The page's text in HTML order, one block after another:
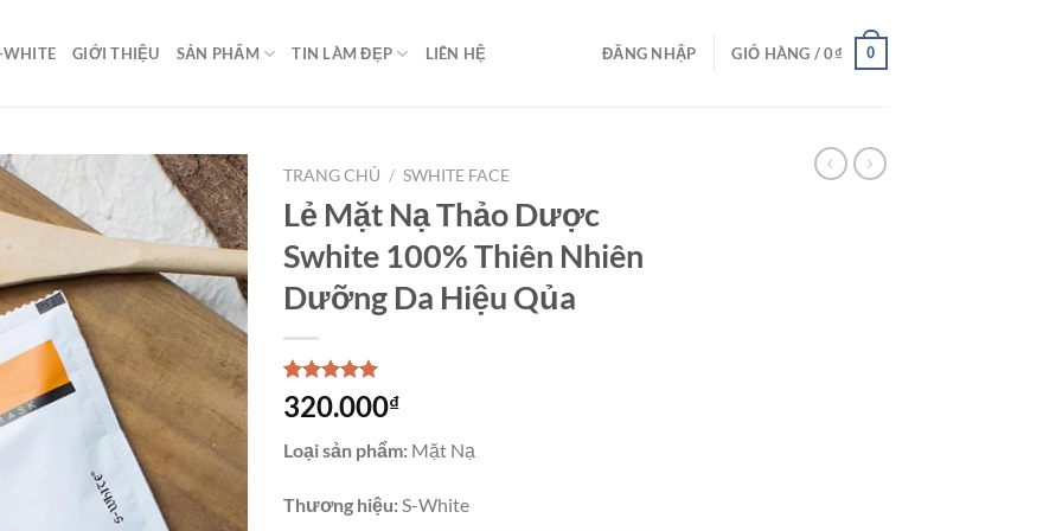
WHITE GIỚI THIỆU SẢN PHẨM TIN LÀM ĐẸP LIÊN HỆ ĐĂNG NHẬP GIỎ HÀNG /0₫ 0
TRANG CHỦ / SWHITE FACE
Lẻ Mặt Nạ Thảo Dược
Swhite 100% Thiên Nhiên
Dưỡng Da Hiệu Qủa
5.00trên 5
dựa trên
3
320.000₫
Loại sản phẩm: Mặt Nạ
Thương hiệu: S-White